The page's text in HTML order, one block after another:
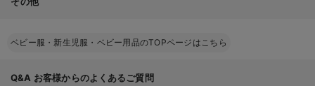
ベビー服・新生児服・ベビー用品のTOPページはこちら
Q&A お客様からのよくあるご質問